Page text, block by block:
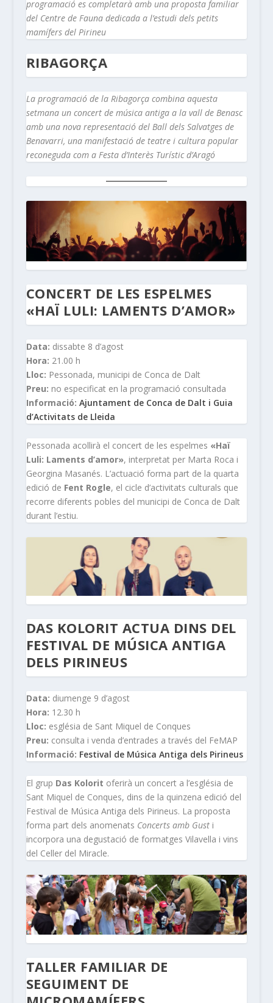
programació es completarà amb una proposta familiar
del Centre de Fauna dedicada a l’estudi dels petits
mamífers del Pirineu
RIBAGORÇA
La programació de la Ribagorça combina aquesta
setmana un concert de música antiga a la vall de Benasc
amb una nova representació del Ball dels Salvatges de
Benavarri, una manifestació de teatre i cultura popular
reconeguda com a Festa d’Interès Turístic d’Aragó
CONCERT DE LES ESPELMES
«HAÏ LULI: LAMENTS D’AMOR»
Data: dissabte 8 d’agost
Hora: 21.00 h
Lloc: Pessonada, municipi de Conca de Dalt
Preu: no especificat en la programació consultada
Informació: Ajuntament de Conca de Dalt i Guia
d’Activitats de Lleida
Pessonada acollirà el concert de les espelmes «Haï
Luli: Laments d’amor», interpretat per Marta Roca i
Georgina Masanés. L’actuació forma part de la quarta
edició de Fent Rogle, el cicle d’activitats culturals que
recorre diferents pobles del municipi de Conca de Dalt
durant l’estiu.
DAS KOLORIT ACTUA DINS DEL
FESTIVAL DE MÚSICA ANTIGA
DELS PIRINEUS
Data: diumenge 9 d’agost
Hora: 12.30 h
Lloc: església de Sant Miquel de Conques
Preu: consulta i venda d’entrades a través del FeMAP
Informació: Festival de Música Antiga dels Pirineus
El grup Das Kolorit oferirà un concert a l’església de
Sant Miquel de Conques, dins de la quinzena edició del
Festival de Música Antiga dels Pirineus. La proposta
forma part dels anomenats Concerts amb Gusti
incorpora una degustació de formatges Vilavella i vins
del Celler del Miracle.
TALLER FAMILIAR DE
SEGUIMENT DE